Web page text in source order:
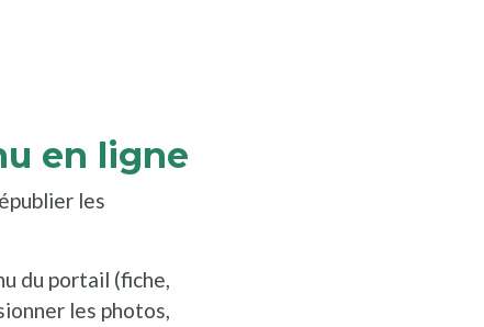
en ligne
les
du portail (fiche,
les photos,